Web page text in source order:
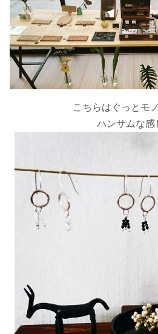
こちらはぐっとモ
ハンサムな感